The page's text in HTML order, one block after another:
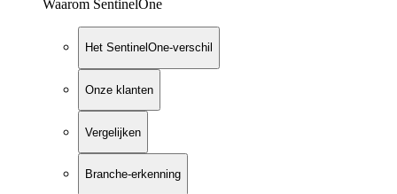
Waarom SentinelOne
Het SentinelOne-verschil
Onze klanten
Vergelijken
Branche-erkenning